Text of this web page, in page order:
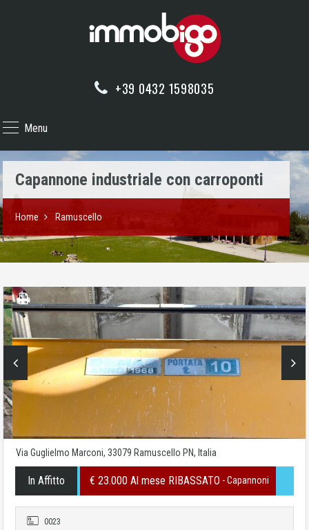
+39 0432 1598035
Menu
Capannone industriale con carroponti
Home Ramuscello
Via Guglielmo Marconi, 33079 Ramuscello PN, Italia
In Affitto € 23.000 Al mese RIBASSATO - Capannoni
0023